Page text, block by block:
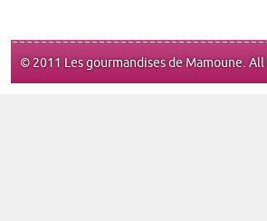
© 2011 Les gourmandises de Mamoune. All